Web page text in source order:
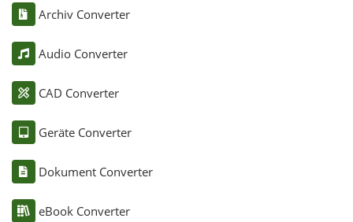
Archiv Converter
Audio Converter
CAD Converter
Geräte Converter
Dokument Converter
eBook Converter